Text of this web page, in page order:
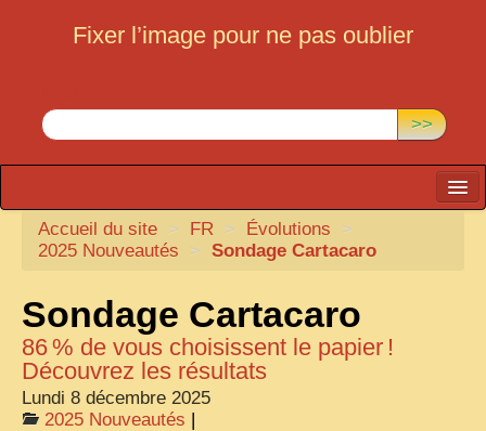
Fixer l’image pour ne pas oublier
>>
CARTACARO
PHOTOGRAPHES, EDITEURS
ILLUSTRATEURS
TONKIN
FRONTIÈRE
Accueil du site > FR > Évolutions
>
2025 Nouveautés
> Sondage Cartacaro
Sondage Cartacaro
86% de vous choisissent le papier !
Découvrez les résultats
Lundi 8 décembre 2025
2025 Nouveautés |